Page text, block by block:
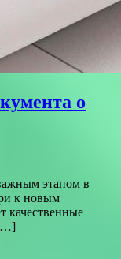
о
этапом в
к новым
качественные
[…]